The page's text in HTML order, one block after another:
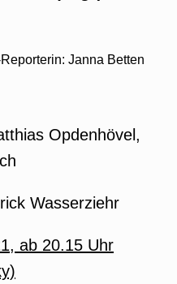
Janna Betten
Opdenhövel,
Wasserziehr
ab 20.15 Uhr